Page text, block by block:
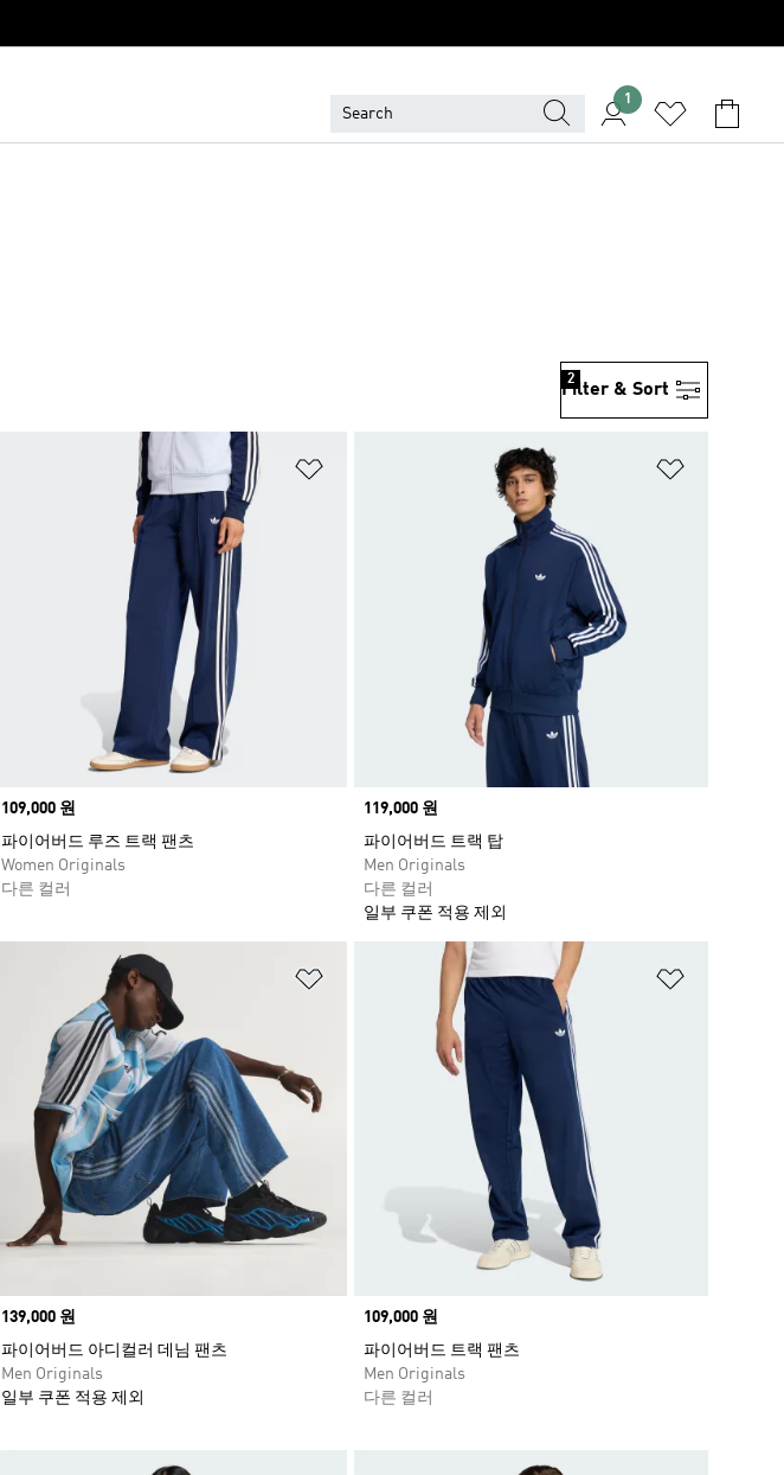
1
Filter & Sort
2
Price
109,000 원
파이어버드 루즈 트랙 팬츠
Women Originals
다른 컬러
Price
119,000 원
파이어버드 트랙 탑
Men Originals
다른 컬러
일부 쿠폰 적용 제외
위시리스트 담기
Price
139,000 원
파이어버드 아디컬러 데님 팬츠
Men Originals
일부 쿠폰 적용 제외
Price
109,000 원
파이어버드 트랙 팬츠
Men Originals
다른 컬러